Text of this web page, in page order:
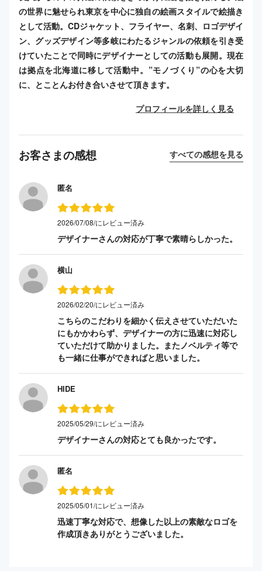
の世界に魅せられ東京を中心に独自の絵画スタイルで絵描き
として活動。CDジャケット、フライヤー、名刺、ロゴデザイ
ン、グッズデザイン等多岐にわたるジャンルの依頼を引き受
けていたことで同時にデザイナーとしての活動も展開。現在
は拠点を北海道に移して活動中。”モノづくり”の心を大切
に、とことんお付き合いさせて頂きます。
プロフィールを詳しく見る
お客さまの感想 すべての感想を見る
匿名
2026/07/08/にレビュー済み
デザイナーさんの対応が丁寧で素晴らしかった。
横山
2026/02/20/にレビュー済み
こちらのこだわりを細かく伝えさせていただいた
にもかかわらず、デザイナーの方に迅速に対応し
ていただけて助かりました。またノベルティ等で
も一緒に仕事ができればと思いました。
HIDE
2025/05/29/にレビュー済み
デザイナーさんの対応とても良かったです。
匿名
2025/05/01/にレビュー済み
迅速丁寧な対応で、想像した以上の素敵なロゴを
作成頂きありがとうございました。